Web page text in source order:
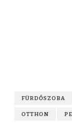
FÜRDŐSZOBA
OTTHON